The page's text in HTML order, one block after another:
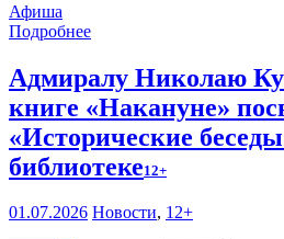
Афиша
Подробнее
Адмиралу Николаю
книге «Накануне»
«Исторические
библиотеке12+
01.07.2026 Новости, 12+